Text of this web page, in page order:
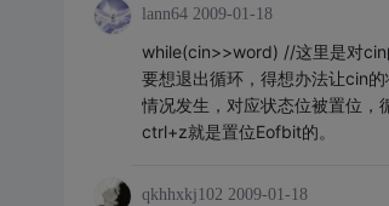
lann64 2009-01-18
while(cin>>word) //这里是对cin
要想退出循环，得想办法让cin
情况发生，对应状态位被置位，
ctrl+z就是置位Eofbit的。
qkhhxkj102 2009-01-18